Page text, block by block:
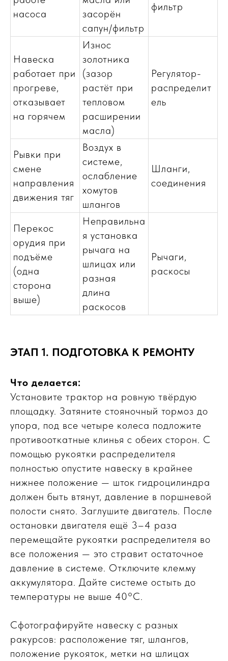
насоса
засорён
сапун/фильтр
фильтр
Навеска
работает при
прогреве,
отказывает
на горячем
Износ
золотника
(зазор
растёт при
тепловом
расширении
масла)
Регулятор-
распределит
ель
Рывки при
смене
направления
движения тяг
Воздух в
системе,
ослабление
хомутов
шлангов
Шланги,
соединения
Перекос
орудия при
подъёме
(одна
сторона
выше)
Неправильна
я установка
рычага на
шлицах или
разная
длина
раскосов
Рычаги,
раскосы
ЭТАП 1. ПОДГОТОВКА К РЕМОНТУ
Что делается:
Установите трактор на ровную твёрдую
площадку. Затяните стояночный тормоз до
упора, под все четыре колеса подложите
противооткатные клинья с обеих сторон. С
помощью рукоятки распределителя
полностью опустите навеску в крайнее
нижнее положение — шток гидроцилиндра
должен быть втянут, давление в поршневой
полости снято. Заглушите двигатель. После
остановки двигателя ещё 3–4 раза
перемещайте рукоятки распределителя во
все положения — это стравит остаточное
давление в системе. Отключите клемму
аккумулятора. Дайте системе остыть до
температуры не выше 40°C.
Сфотографируйте навеску с разных
ракурсов: расположение тяг, шлангов,
положение рукояток, метки на шлицах
?